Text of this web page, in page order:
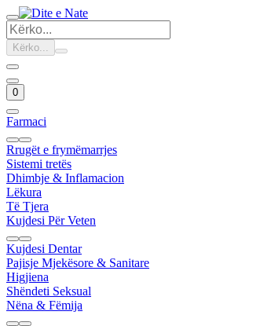
Kërko...
0
Farmaci
Rrugët e frymëmarrjes
Sistemi tretës
Dhimbje & Inflamacion
Lëkura
Të Tjera
Kujdesi Për Veten
Kujdesi Dentar
Pajisje Mjekësore & Sanitare
Higjiena
Shëndeti Seksual
Nëna & Fëmija